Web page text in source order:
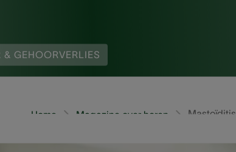
& GEHOORVERLIES
Mastoïditis
Magazine over horen
Home